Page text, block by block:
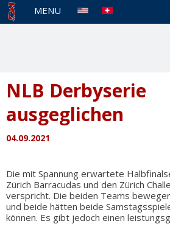
MENU
NLB Derbyserie
ausgeglichen
04.09.2021
Die mit Spannung erwartete
Zürich Barracudas und den Zürich
verspricht. Die beiden Teams
und beide hätten beide
können. Es gibt jedoch einen